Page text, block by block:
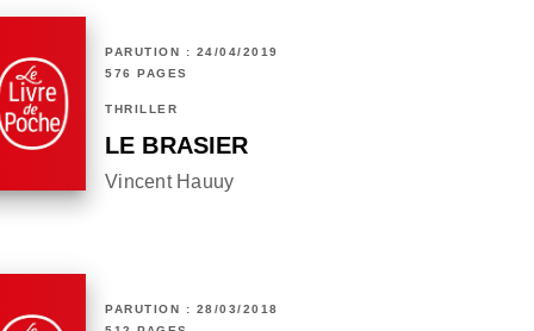
PARUTION : 24/04/2019
576 PAGES
THRILLER
LE BRASIER
Vincent Hauuy
PARUTION : 28/03/2018